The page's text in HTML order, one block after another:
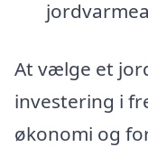
At vælge et
investering i
økonomi og